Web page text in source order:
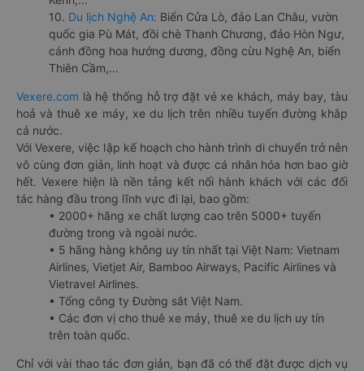
10. Du lịch Nghệ An: Biển Cửa Lò, đảo Lan Châu, vườn
quốc gia Pù Mát, đồi chè Thanh Chương, đảo Hòn Ngư,
cánh đồng hoa hướng dương, đồng cừu Nghệ An, biển
Thiên Cầm,...
Vexere.com là hệ thống hỗ trợ đặt vé xe khách, máy bay, tàu
hoả và thuê xe máy, xe du lịch trên nhiều tuyến đường khắp
cả nước.
Với Vexere, việc lập kế hoạch cho hành trình di chuyển trở nên
vô cùng đơn giản, linh hoạt và được cá nhân hóa hơn bao giờ
hết. Vexere hiện là nền tảng kết nối hành khách với các đối
tác hàng đầu trong lĩnh vực đi lại, bao gồm:
• 2000+ hãng xe chất lượng cao trên 5000+ tuyến
đường trong và ngoài nước.
• 5 hãng hàng không uy tín nhất tại Việt Nam: Vietnam
Airlines, Vietjet Air, Bamboo Airways, Pacific Airlines và
Vietravel Airlines.
• Tổng công ty Đường sắt Việt Nam.
• Các đơn vị cho thuê xe máy, thuê xe du lịch uy tín
trên toàn quốc.
Chỉ với vài thao tác đơn giản, bạn đã có thể đặt được dịch vụ